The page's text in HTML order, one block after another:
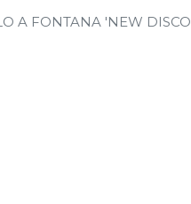
A FONTANA 'NEW